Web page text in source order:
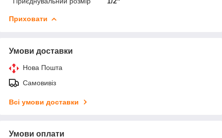
Приховати
Умови доставки
Нова Пошта
Самовивіз
Всі умови доставки
Умови оплати